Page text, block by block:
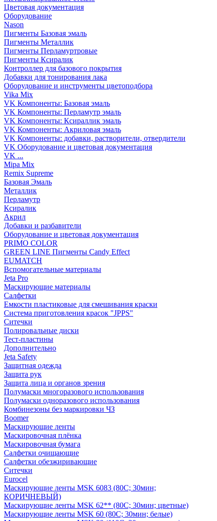
Цветовая документация
Оборудование
Nason
Пигменты Базовая эмаль
Пигменты Металлик
Пигменты Перламуртровые
Пигменты Ксиралик
Контроллер для базового покрытия
Добавки для тонирования лака
Оборудование и инструменты цветоподбора
Vika Mix
VK Компоненты: Базовая эмаль
VK Компоненты: Перламутр эмаль
VK Компоненты: Ксираллик эмаль
VK Компоненты: Акриловая эмаль
VK Компоненты: добавки, растворители, отвердители
VK Оборудование и цветовая документация
VK ...
Mipa Mix
Remix Supreme
Базовая Эмаль
Металлик
Перламутр
Ксиралик
Акрил
Добавки и разбавители
Оборудование и цветовая документация
PRIMO COLOR
GREEN LINE Пигменты Candy Effect
EUMATCH
Вспомогательные материалы
Jeta Pro
Маскирующие материалы
Салфетки
Емкости пластиковые для смешивания краски
Система приготовления красок "JPPS"
Ситечки
Полировальные диски
Тест-пластины
Дополнительно
Jeta Safety
Защитная одежда
Защита рук
Защита лица и органов зрения
Полумаски многоразового использования
Полумаски одноразового использования
Комбинезоны без маркировки ЧЗ
Boomer
Маскирующие ленты
Маскировочная плёнка
Маскировочная бумага
Салфетки очищающие
Салфетки обезжиривающие
Ситечки
Euroсel
Маскирующие ленты MSK 6083 (80С; 30мин;
КОРИЧНЕВЫЙ)
Маскирующие ленты MSK 62** (80С; 30мин; цветные)
Маскирующие ленты MSK 60 (80С; 30мин; белые)